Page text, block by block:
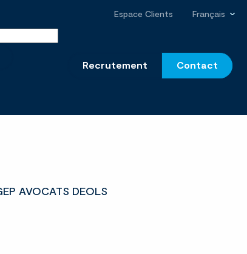
Espace Clients Français
Recrutement Contact